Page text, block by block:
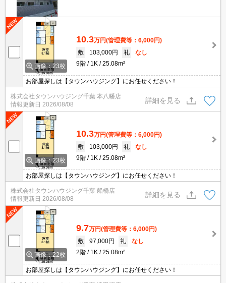
画像：23枚
10.3万円(管理費等：6,000円)
敷
103,000円 礼
なし
9階
1K 25.08m²
お部屋探しは【タウンハウジング】にお任せください！
株式会社タウンハウジング千葉 本八幡店
情報更新日 2026/08/08
詳細を見る
画像：23枚
10.3万円(管理費等：6,000円)
敷
103,000円 礼
なし
9階
1K 25.08m²
お部屋探しは【タウンハウジング】にお任せください！
株式会社タウンハウジング千葉 船橋店
情報更新日 2026/08/08
詳細を見る
画像：22枚
9.7万円(管理費等：6,000円)
敷
97,000円 礼
なし
2階
1K 25.08m²
お部屋探しは【タウンハウジング】にお任せください！